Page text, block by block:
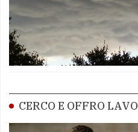
CERCO E OFFRO